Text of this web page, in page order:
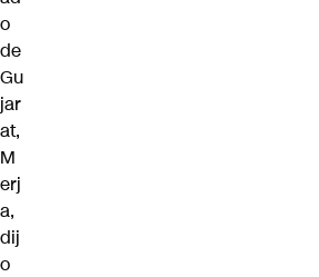
o
de
Gu
jar
at,
M
erj
a,
dij
o